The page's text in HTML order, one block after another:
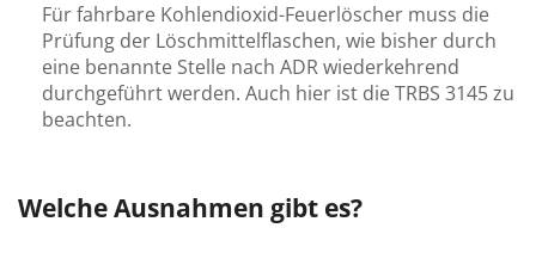
Für fahrbare Kohlendioxid-Feuerlöscher muss die
Prüfung der Löschmittelflaschen, wie bisher durch
eine benannte Stelle nach ADR wiederkehrend
durchgeführt werden. Auch hier ist die TRBS 3145 zu
beachten.
Welche Ausnahmen gibt es?